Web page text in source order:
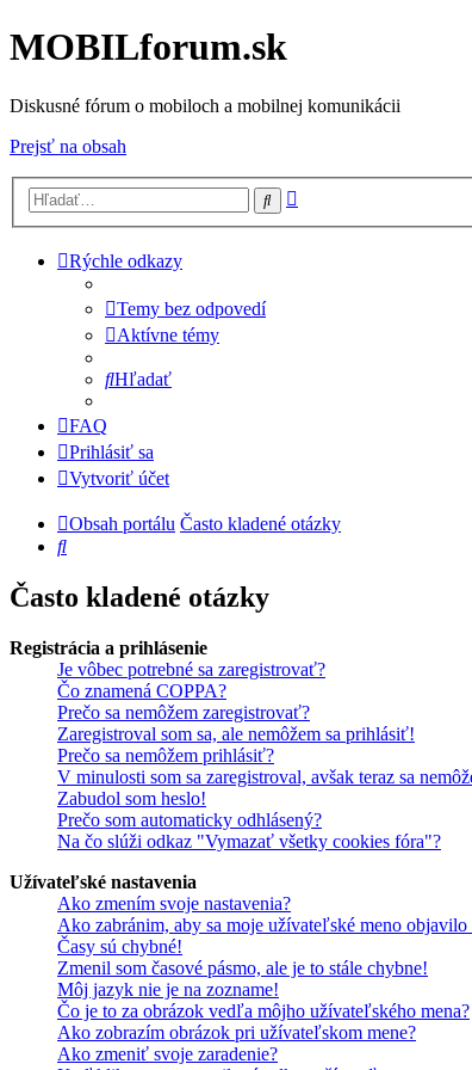
MOBILforum.sk
Diskusné fórum o mobiloch a mobilnej komunikácii
Prejsť na obsah
Hľadať
Rýchle odkazy
Temy bez odpovedí
Aktívne témy
Hľadať
FAQ
Prihlásiť sa
Vytvoriť účet
Obsah portálu Často kladené otázky
Hľadať
Často kladené otázky
Registrácia a prihlásenie
Je vôbec potrebné sa zaregistrovať?
Čo znamená COPPA?
Prečo sa nemôžem zaregistrovať?
Zaregistroval som sa, ale nemôžem sa prihlásiť!
Prečo sa nemôžem prihlásiť?
V minulosti som sa zaregistroval, avšak teraz sa
Zabudol som heslo!
Prečo som automaticky odhlásený?
Na čo slúži odkaz "Vymazať všetky cookies fóra"?
Užívateľské nastavenia
Ako zmením svoje nastavenia?
Ako zabránim, aby sa moje užívateľské meno
Časy sú chybné!
Zmenil som časové pásmo, ale je to stále chybne!
Môj jazyk nie je na zozname!
Čo je to za obrázok vedľa môjho užívateľského mena?
Ako zobrazím obrázok pri užívateľskom mene?
Ako zmeniť svoje zaradenie?